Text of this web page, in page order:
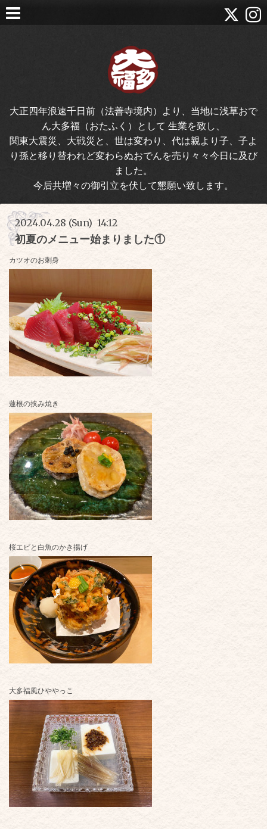
大正四年浪速千日前（法善寺境内）より、当地に浅草おで
ん大多福（おたふく）として 生業を致し、
関東大震災、大戦災と、世は変わり、代は親より子、子よ
り孫と移り替われど変わらぬおでんを売り々々今日に及び
ました。
今后共増々の御引立を伏して懇願い致します。
2024.04.28 (Sun) 14:12
初夏のメニュー始まりました①
カツオのお刺身
蓮根の挟み焼き
桜エビと白魚のかき揚げ
大多福風ひややっこ